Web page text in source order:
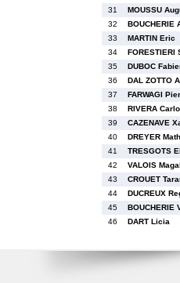
31
MOUSSU
32
BOUCHERIE
33
MARTIN Eric
34
FORESTIERI
35
DUBOC
36
DAL ZOTTO
37
FARWAGI
38
RIVERA
39
CAZENAVE
40
DREYER
41
TRESGOTS
42
VALOIS
43
CROUET
44
DUCREUX
45
BOUCHERIE
46
DART Licia